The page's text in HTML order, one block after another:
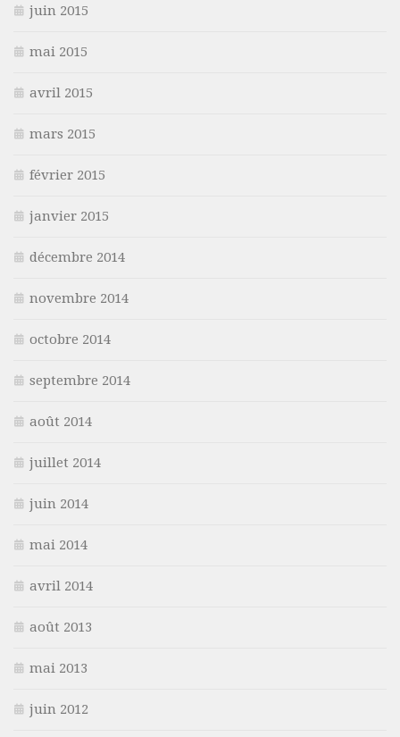
juin 2015
mai 2015
avril 2015
mars 2015
février 2015
janvier 2015
décembre 2014
novembre 2014
octobre 2014
septembre 2014
août 2014
juillet 2014
juin 2014
mai 2014
avril 2014
août 2013
mai 2013
juin 2012